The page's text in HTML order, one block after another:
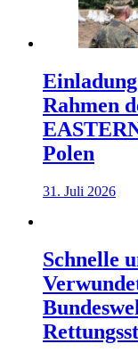
Rahmen
Polen
31. Juli 2026
Schnelle